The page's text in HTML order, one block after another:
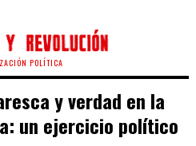
POLÍTICA
y verdad en la
un ejercicio político